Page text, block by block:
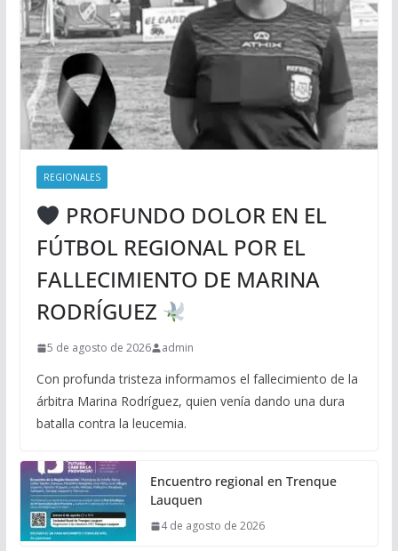
REGIONALES
PROFUNDO DOLOR EN EL
FÚTBOL REGIONAL POR EL
FALLECIMIENTO DE MARINA
RODRÍGUEZ
5 de agosto de 2026 admin
Con profunda tristeza informamos el fallecimiento de la
árbitra Marina Rodríguez, quien venía dando una dura
batalla contra la leucemia.
Encuentro regional en Trenque
Lauquen
4 de agosto de 2026